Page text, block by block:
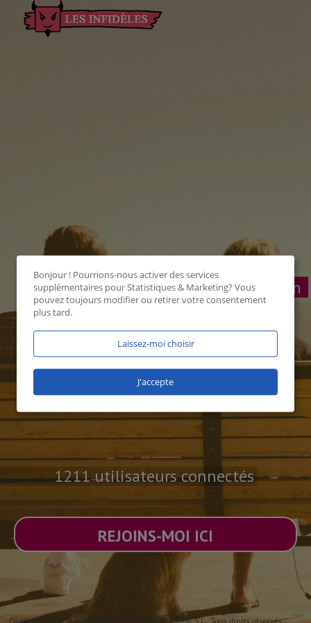
Connexion
1211 utilisateurs connectés
REJOINS-MOI ICI
Bonjour ! Pourrions-nous activer des services
supplémentaires pourStatistiques & Marketing? Vous
pouvez toujours modifier ou retirer votre consentement
plus tard.
Laissez-moi choisir
J'accepte